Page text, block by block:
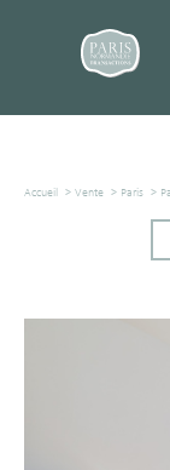
Accueil Vente Paris